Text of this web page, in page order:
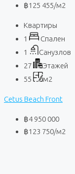
฿125 455/м2
Квартиры
1
Спален
1
Санузлов
27
Этажей
55
м2
Cetus Beach Front
฿4 950 000
฿123 750/м2